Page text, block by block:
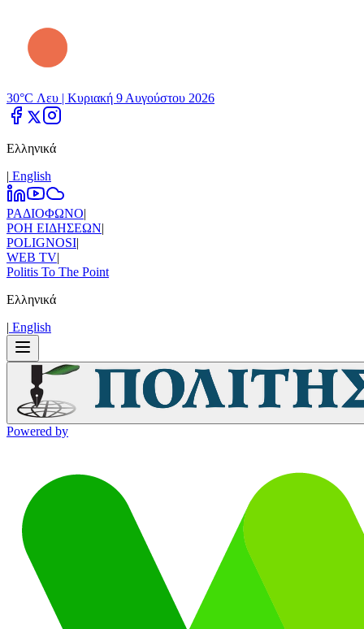
30°C Λευ | Κυριακή 9 Αυγούστου 2026
Ελληνικά
| Εnglish
ΡΑΔΙΟΦΩΝΟ|
ΡΟΗ ΕΙΔΗΣΕΩΝ|
POLIGNOSI|
WEB TV|
Politis To The Point
Ελληνικά
| Εnglish
Powered by